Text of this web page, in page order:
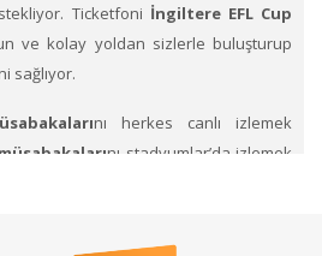
Ticketfoni İngiltere EFL Cup
ve kolay yoldan sizlerle buluşturup
sağlıyor.
nı herkes canlı izlemek
nı stadyumlar’da izlemek
izleme şansını yakala.